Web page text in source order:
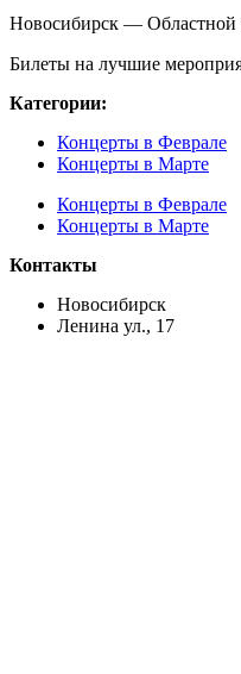
Новосибирск — Областной
Билеты на лучшие
Категории:
Концерты в Феврале
Концерты в Марте
Концерты в Феврале
Концерты в Марте
Контакты
Новосибирск
Ленина ул., 17